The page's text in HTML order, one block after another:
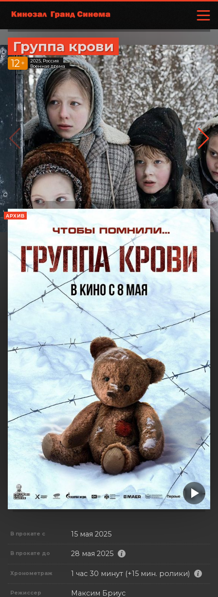
Группа крови
12 +
2025, Россия
Военная драма
АРХИВ
В прокате с 15 мая 2025
В прокате до 28 мая 2025
Хронометраж 1 час 30 минут (+15 мин. ролики)
Режиссер Максим Бриус